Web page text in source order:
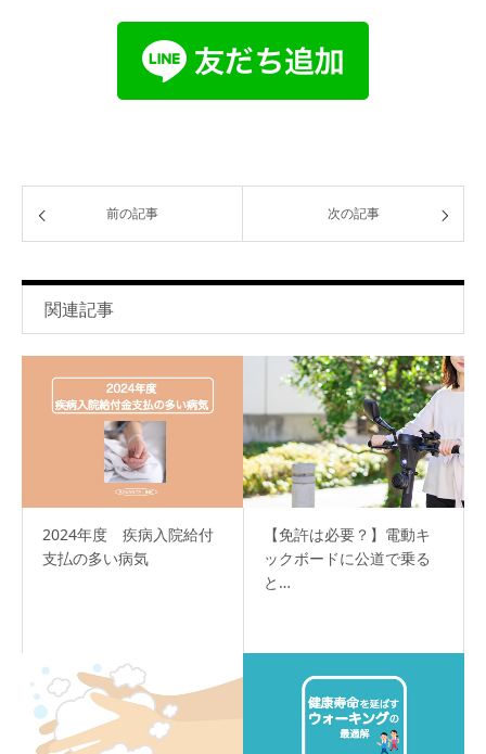
前の記事 次の記事
関連記事
2024年度 疾病入院給付
支払の多い病気
【免許は必要？】電動キ
ックボードに公道で乗る
と…